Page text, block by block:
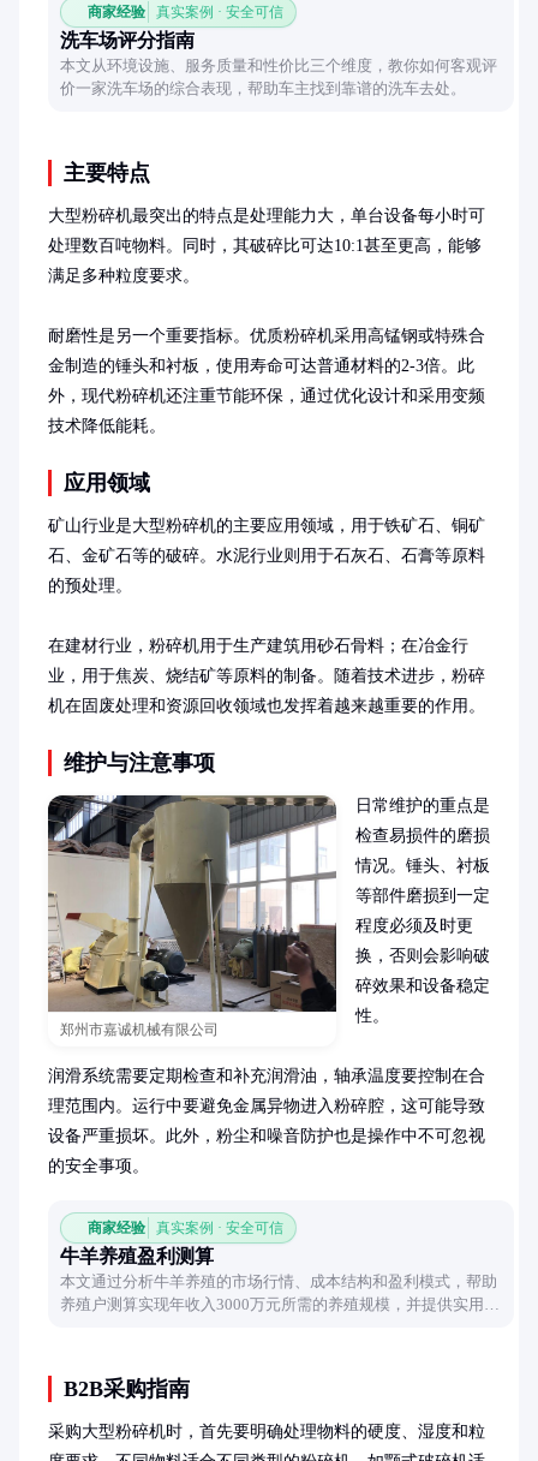
商家经验 真实案例 · 安全可信
洗车场评分指南
本文从环境设施、服务质量和性价比三个维度，教你如何客观评
价一家洗车场的综合表现，帮助车主找到靠谱的洗车去处。
主要特点
大型粉碎机最突出的特点是处理能力大，单台设备每小时可
处理数百吨物料。同时，其破碎比可达10:1甚至更高，能够
满足多种粒度要求。
耐磨性是另一个重要指标。优质粉碎机采用高锰钢或特殊合
金制造的锤头和衬板，使用寿命可达普通材料的2-3倍。此
外，现代粉碎机还注重节能环保，通过优化设计和采用变频
技术降低能耗。
应用领域
矿山行业是大型粉碎机的主要应用领域，用于铁矿石、铜矿
石、金矿石等的破碎。水泥行业则用于石灰石、石膏等原料
的预处理。
在建材行业，粉碎机用于生产建筑用砂石骨料；在冶金行
业，用于焦炭、烧结矿等原料的制备。随着技术进步，粉碎
机在固废处理和资源回收领域也发挥着越来越重要的作用。
维护与注意事项
郑州市嘉诚机械有限公司
日常维护的重点是
检查易损件的磨损
情况。锤头、衬板
等部件磨损到一定
程度必须及时更
换，否则会影响破
碎效果和设备稳定
性。
润滑系统需要定期检查和补充润滑油，轴承温度要控制在合
理范围内。运行中要避免金属异物进入粉碎腔，这可能导致
设备严重损坏。此外，粉尘和噪音防护也是操作中不可忽视
的安全事项。
商家经验 真实案例 · 安全可信
牛羊养殖盈利测算
本文通过分析牛羊养殖的市场行情、成本结构和盈利模式，帮助
养殖户测算实现年收入3000万元所需的养殖规模，并提供实用的
B2B采购指南
采购大型粉碎机时，首先要明确处理物料的硬度、湿度和粒